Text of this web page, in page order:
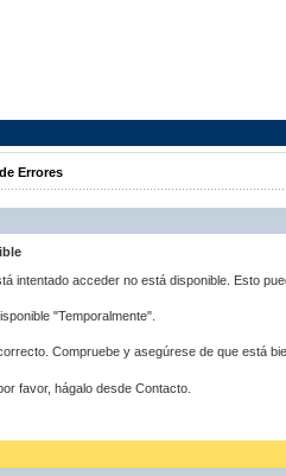
Errores
intentado acceder no está disponible. Esto
"Temporalmente".
Compruebe y asegúrese de que está
favor, hágalo desde Contacto.